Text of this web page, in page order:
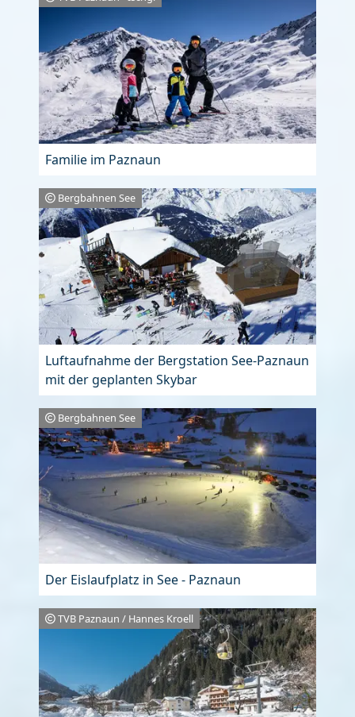
Familie im Paznaun
Bergbahnen See
Luftaufnahme der Bergstation See-Paznaun
mit der geplanten Skybar
Bergbahnen See
Der Eislaufplatz in See - Paznaun
TVB Paznaun / Hannes Kroell